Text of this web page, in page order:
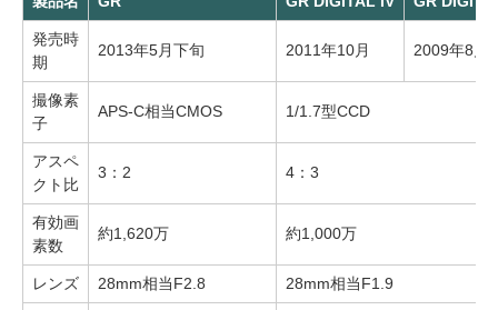
発売時
期
2013年5月下旬 2011年10月 2009年8月
撮像素
子
APS-C相当CMOS 1/1.7型CCD
アスペ
クト比
3：2 4：3
有効画
素数
約1,620万 約1,000万
レンズ 28mm相当F2.8 28mm相当F1.9